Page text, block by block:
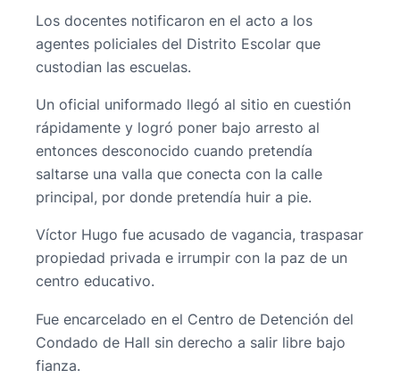
Los docentes notificaron en el acto a los
agentes policiales del Distrito Escolar que
custodian las escuelas.
Un oficial uniformado llegó al sitio en cuestión
rápidamente y logró poner bajo arresto al
entonces desconocido cuando pretendía
saltarse una valla que conecta con la calle
principal, por donde pretendía huir a pie.
Víctor Hugo fue acusado de vagancia, traspasar
propiedad privada e irrumpir con la paz de un
centro educativo.
Fue encarcelado en el Centro de Detención del
Condado de Hall sin derecho a salir libre bajo
fianza.